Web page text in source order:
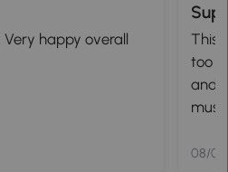
happy overall
This
too
and
08/